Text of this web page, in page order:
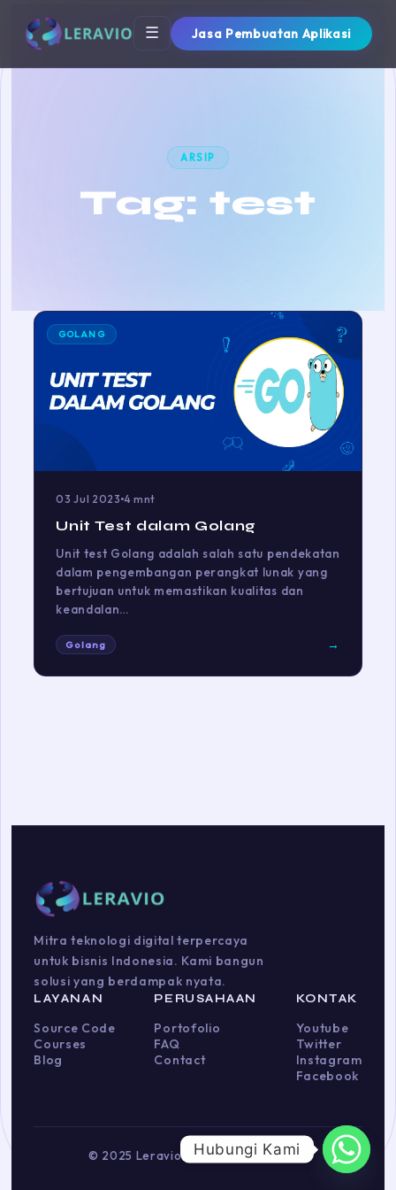
☰ Jasa Pembuatan Aplikasi
ARSIP
Tag: test
GOLANG
03 Jul 2023 4 mnt
Unit Test dalam Golang
Unit test Golang adalah salah satu pendekatan
dalam pengembangan perangkat lunak yang
bertujuan untuk memastikan kualitas dan
keandalan…
Golang →
Mitra teknologi digital terpercaya
untuk bisnis Indonesia. Kami bangun
solusi yang berdampak nyata.
LAYANAN
Source Code
Courses
Blog
PERUSAHAAN
Portofolio
FAQ
Contact
KONTAK
Youtube
Twitter
Instagram
Facebook
© 2025 Leravio. Hak cipta dilindungi.
Hubungi Kami